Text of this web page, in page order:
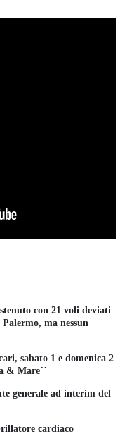
con 21 voli deviati
ma nessun
sabato 1 e domenica 2
& Mare´´
generale ad interim del
cardiaco